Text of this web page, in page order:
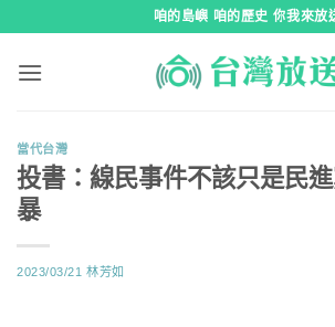
咱的島嶼 咱的歷史 你我來放
當代台灣
投書：線民事件不該只是民
暴
2023/03/21 林芳如